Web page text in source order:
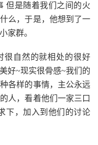
但是随着我们之间的火
么，于是，他想到了一
家群。
很自然的就相处的很好
好~现实很骨感~我们的
各样的事情，主公永远
人，看着他们一家三口
下，加入到他们的讨论